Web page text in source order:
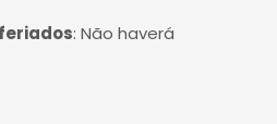
: Não haverá